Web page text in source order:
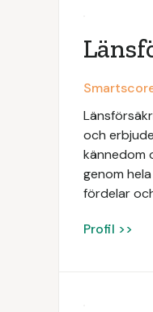
och
kännedom
genom
fördelar
Profil >>